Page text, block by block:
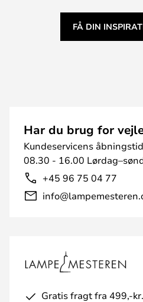
FÅ DIN
Har du brug for
Kundeservicens
08.30 - 16.00
+45 96 75 04 77
Gratis fragt fra 499,-kr.